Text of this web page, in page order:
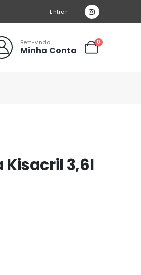
Entrar
Bem-vindo
Minha Conta
0
Kisacril 3,6l